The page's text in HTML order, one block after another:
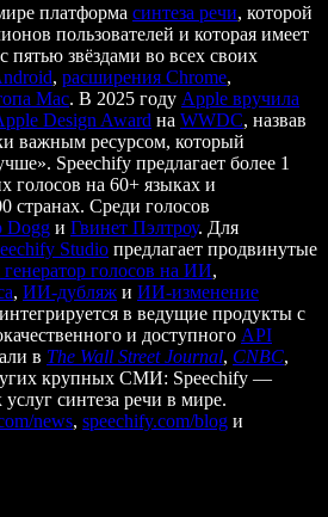
платформа синтеза речи, которой
пользователей и которая имеет
пятью звёздами во всех своих
, расширения Chrome,
Mac. В 2025 году Apple вручила
Design Award на WWDC, назвав
важным ресурсом, который
Speechify предлагает более 1
голосов на 60+ языках и
странах. Среди голосов
Dogg и Гвинет Пэлтроу. Для
Studio предлагает продвинутые
генератор голосов на ИИ,
, ИИ‑дубляж и ИИ‑изменение
в ведущие продукты с
и доступного API
в The Wall Street Journal, CNBC,
крупных СМИ: Speechify —
синтеза речи в мире.
news, speechify.com/blog и